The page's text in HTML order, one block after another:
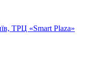
ТРЦ «Smart Plaza»